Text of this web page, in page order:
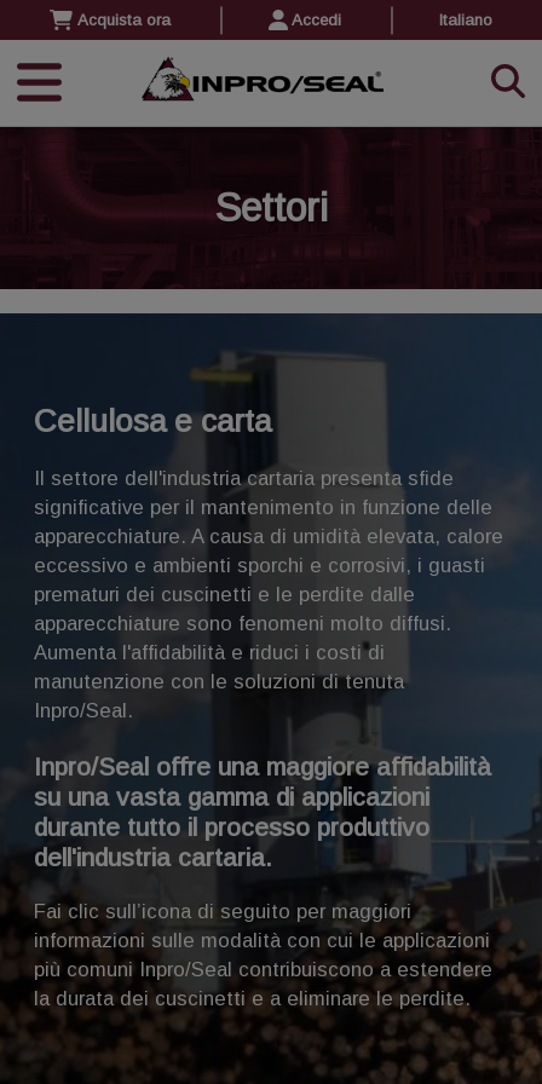
Acquista ora Accedi Italiano
Settori
Cellulosa e carta
Il settore dell'industria cartaria presenta sfide
significative per il mantenimento in funzione delle
apparecchiature. A causa di umidità elevata, calore
eccessivo e ambienti sporchi e corrosivi, i guasti
prematuri dei cuscinetti e le perdite dalle
apparecchiature sono fenomeni molto diffusi.
Aumenta l'affidabilità e riduci i costi di
manutenzione con le soluzioni di tenuta
Inpro/Seal.
Inpro/Seal offre una maggiore affidabilità
su una vasta gamma di applicazioni
durante tutto il processo produttivo
dell'industria cartaria.
Fai clic sull’icona di seguito per maggiori
informazioni sulle modalità con cui le applicazioni
più comuni Inpro/Seal contribuiscono a estendere
la durata dei cuscinetti e a eliminare le perdite.